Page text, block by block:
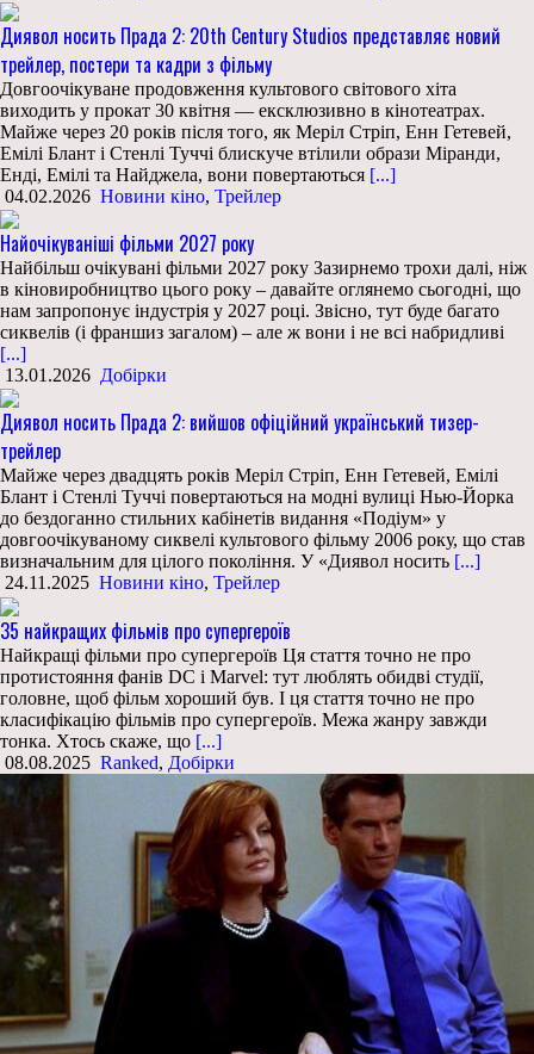
Диявол носить Прада 2: 20th Century Studios представляє новий
трейлер, постери та кадри з фільму
Довгоочікуване продовження культового світового хіта
виходить у прокат 30 квітня — ексклюзивно в кінотеатрах.
Майже через 20 років після того, як Меріл Стріп, Енн Гетевей,
Емілі Блант і Стенлі Туччі блискуче втілили образи Міранди,
Енді, Емілі та Найджела, вони повертаються [...]
04.02.2026 Новини кіно, Трейлер
Найочікуваніші фільми 2027 року
Найбільш очікувані фільми 2027 року Зазирнемо трохи далі, ніж
в кіновиробництво цього року – давайте оглянемо сьогодні, що
нам запропонує індустрія у 2027 році. Звісно, тут буде багато
сиквелів (і франшиз загалом) – але ж вони і не всі набридливі
[...]
13.01.2026 Добірки
Диявол носить Прада 2: вийшов офіційний український тизер-
трейлер
Майже через двадцять років Меріл Стріп, Енн Гетевей, Емілі
Блант і Стенлі Туччі повертаються на модні вулиці Нью-Йорка
до бездоганно стильних кабінетів видання «Подіум» у
довгоочікуваному сиквелі культового фільму 2006 року, що став
визначальним для цілого покоління. У «Диявол носить [...]
24.11.2025 Новини кіно, Трейлер
35 найкращих фільмів про супергероїв
Найкращі фільми про супергероїв Ця стаття точно не про
протистояння фанів DC і Marvel: тут люблять обидві студії,
головне, щоб фільм хороший був. І ця стаття точно не про
класифікацію фільмів про супергероїв. Межа жанру завжди
тонка. Хтось скаже, що [...]
08.08.2025 Ranked, Добірки